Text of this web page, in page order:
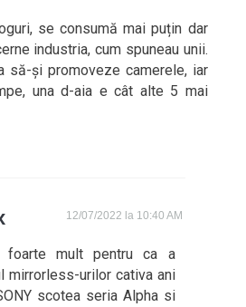
se consumă mai puțin dar
industria, cum spuneau unii.
să-și promoveze camerele, iar
una d-aia e cât alte 5 mai
12/07/2022 la 10:40 AM
foarte mult pentru ca a
mirrorless-urilor cativa ani
scotea seria Alpha si